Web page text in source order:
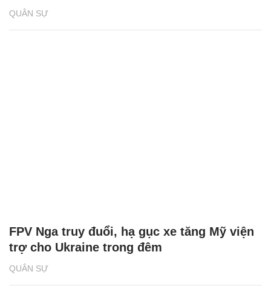
QUÂN SỰ
QUÂN SỰ
FPV Nga truy đuổi, hạ gục xe tăng Mỹ viện
trợ cho Ukraine trong đêm